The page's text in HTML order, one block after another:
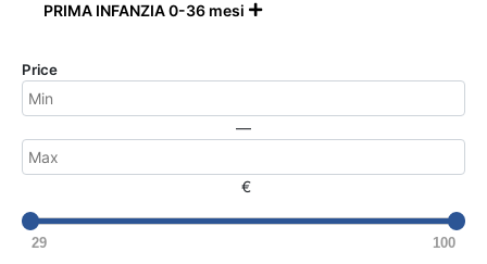
PRIMA INFANZIA 0-36 mesi 
Price
—
€
29 100